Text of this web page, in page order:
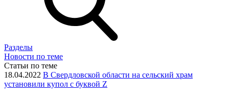
Разделы
Новости по теме
Статьи по теме
18.04.2022 В Свердловской области на сельский храм
установили купол с буквой Z